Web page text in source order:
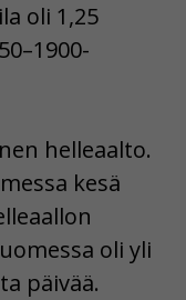
oli 1,25
helleaalto.
kesä
oli yli
päivää.